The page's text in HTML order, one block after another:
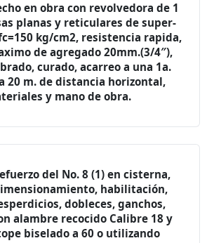
en obra con revolvedora de 1
planas y reticulares de super-
kg/cm2, resistencia rapida,
de agregado 20mm.(3/4″),
curado, acarreo a una 1a.
20 m. de distancia horizontal,
y mano de obra.
del No. 8 (1) en cisterna,
habilitación,
dobleces, ganchos,
alambre recocido Calibre 18 y
biselado a 60 o utilizando